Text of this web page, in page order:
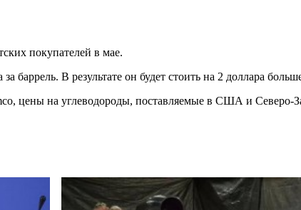
покупателей в мае.
баррель. В результате он будет стоить на 2 доллара
цены на углеводороды, поставляемые в США и